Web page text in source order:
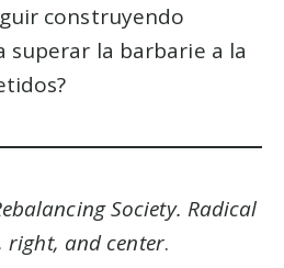
construyendo
superar la barbarie a la
Society. Radical
right, and center.